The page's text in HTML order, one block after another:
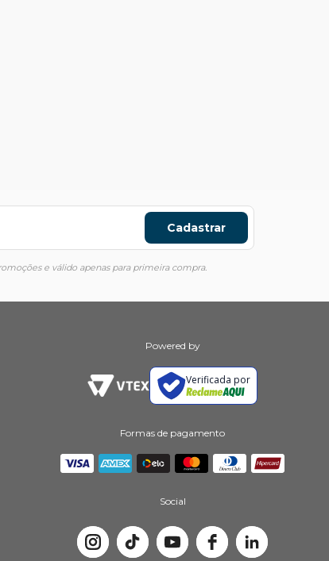
Cadastrar
e válido apenas para primeira compra.
Powered by
Verificada por
Formas de pagamento
Social